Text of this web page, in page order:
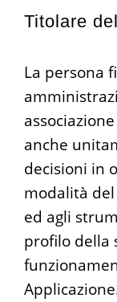
Titolare
La persona
anche
decisioni in
modalità
ed agli
profilo della